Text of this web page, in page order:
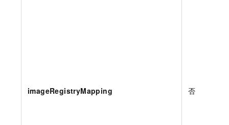
imageRegistryMapping 否